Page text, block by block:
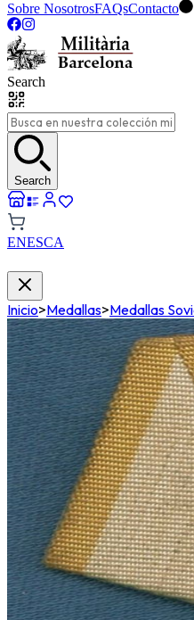
Sobre NosotrosFAQsContacto
Search
Search
ENESCA
Inicio>Medallas>Medallas